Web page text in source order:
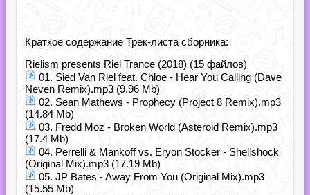
Краткое содержание Трек-листа сборника:
Rielism presents Riel Trance (2018) (15 файлов)
01. Sied Van Riel feat. Chloe - Hear You Calling (Dave
Neven Remix).mp3 (9.96 Mb)
02. Sean Mathews - Prophecy (Project 8 Remix).mp3
(14.84 Mb)
03. Fredd Moz - Broken World (Asteroid Remix).mp3
(17.4 Mb)
04. Perrelli & Mankoff vs. Eryon Stocker - Shellshock
(Original Mix).mp3 (17.19 Mb)
05. JP Bates - Away From You (Original Mix).mp3
(15.55 Mb)